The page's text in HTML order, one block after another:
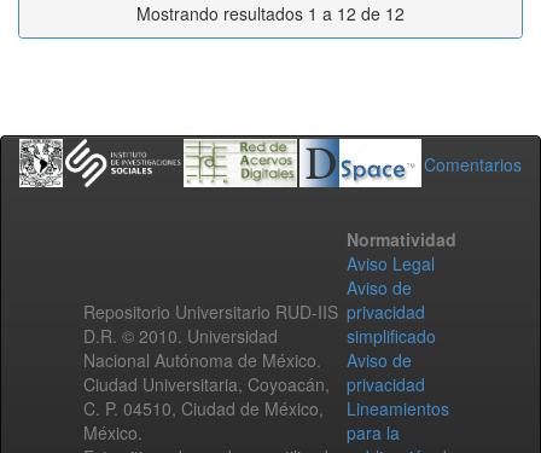
Mostrando resultados 1 a 12 de 12
Comentarios
Repositorio Universitario RUD-IIS
D.R. © 2010. Universidad
Nacional Autónoma de México.
Ciudad Universitaria, Coyoacán,
C. P. 04510, Ciudad de México,
México.
Normatividad
Aviso Legal
Aviso de
privacidad
simplificado
Aviso de
privacidad
Lineamientos
para la